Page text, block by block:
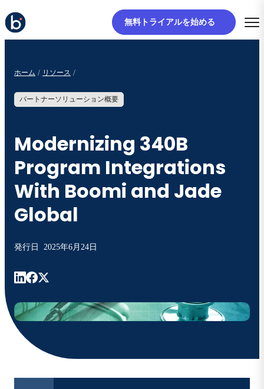
無料トライアルを始める
ホーム リソース
パートナーソリューション概要
Modernizing 340B
Program Integrations
With Boomi and Jade
Global
発行日 2025年6月24日